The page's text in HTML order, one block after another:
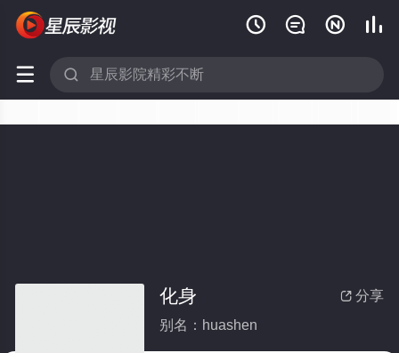
   
 
 分享
化身
别名：huashen